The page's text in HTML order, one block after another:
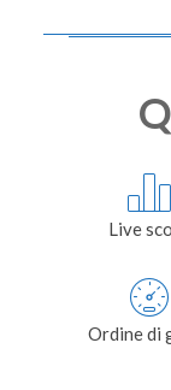
Live
Ordine di